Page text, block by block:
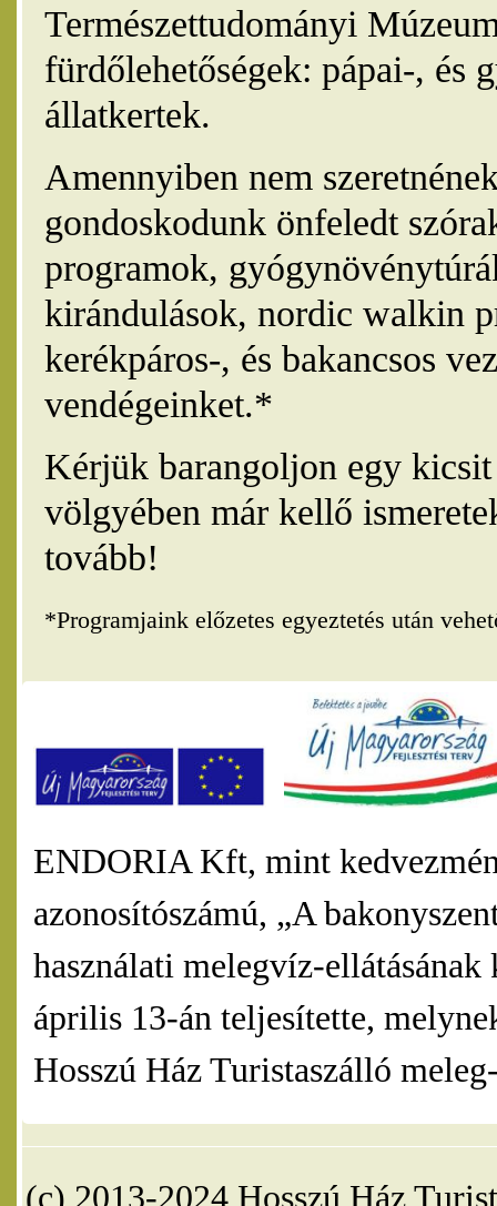
Természettudományi
fürdőlehetőségek: pápai-, és
állatkertek.
Amennyiben nem
gondoskodunk önfeledt
programok,
kirándulások, nordic walkin
kerékpáros-, és bakancsos
vendégeinket.*
Kérjük barangoljon egy
völgyében már kellő
tovább!
*Programjaink előzetes egyeztetés után
ENDORIA Kft, mint
azonosítószámú, „A
használati melegvíz-
április 13-án teljesítette,
Hosszú Ház Turistaszálló
(c) 2013-2024 Hosszú Ház